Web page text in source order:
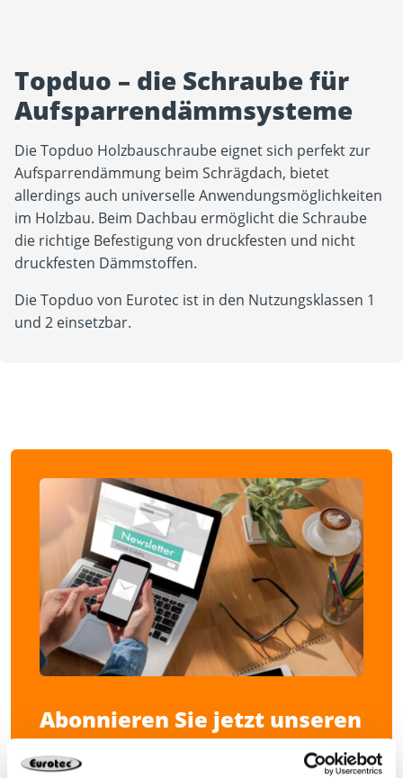
Topduo – die Schraube für
Aufsparrendämmsysteme
Die Topduo Holzbauschraube eignet sich perfekt zur
Aufsparrendämmung beim Schrägdach, bietet
allerdings auch universelle Anwendungsmöglichkeiten
im Holzbau. Beim Dachbau ermöglicht die Schraube
die richtige Befestigung von druckfesten und nicht
druckfesten Dämmstoffen.
Die Topduo von Eurotec ist in den Nutzungsklassen 1
und 2 einsetzbar.
Abonnieren Sie jetzt unseren
Newsletter.
Nie wieder Neuigkeiten rund um Eurotec verpassen.